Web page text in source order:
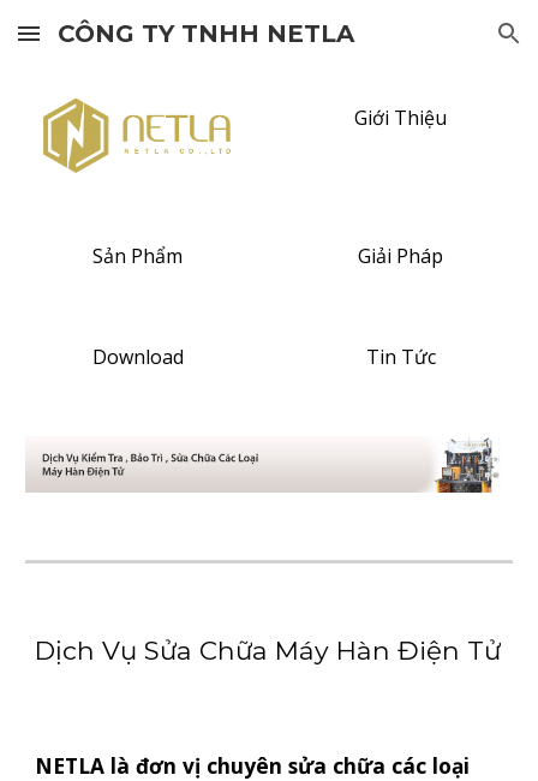
Skip to main content Skip to navigation
CÔNG TY TNHH NETLA
Giới Thiệu
Sản Phẩm Giải Pháp
Download Tin Tức
Dịch Vụ Sửa Chữa Máy Hàn Điện Tử
NETLA là đơn vị chuyên sửa chữa các loại